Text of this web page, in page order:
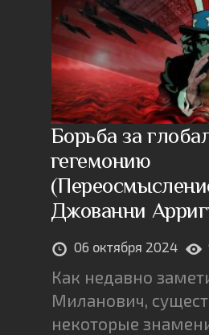
Борьба за
гегемонию
Джованни
06 октября 2024
Как недавно
Миланович,
некоторые